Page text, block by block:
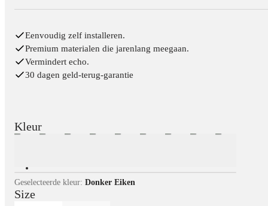
Eenvoudig zelf installeren.
Premium materialen die jarenlang meegaan.
Vermindert echo.
30 dagen geld-terug-garantie
Kleur
Geselecteerde kleur: Donker Eiken
Size